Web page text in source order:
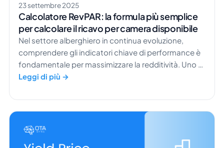
23 settembre 2025
Calcolatore RevPAR: la formula più semplice
per calcolare il ricavo per camera disponibile
Nel settore alberghiero in continua evoluzione,
comprendere gli indicatori chiave di performance è
fondamentale per massimizzare la redditività. Uno di
questi è il RevPAR (Revenue per Available Room), che
un hotel. Secondo un report di STR, la tariffa media
giornaliera (ADR) degli hotel statunitensi ha
raggiunto 156,67 $ a dicembre 2024, con un
aumento del 3,3% […]
Leggi di più →